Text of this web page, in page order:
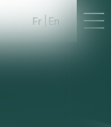
Fr En